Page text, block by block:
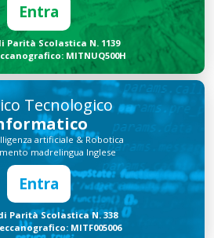
Entra
Parità Scolastica N. 1139
MITNUQ500H
Tecnologico
artificiale & Robotica
madrelingua Inglese
Entra
Parità Scolastica N. 338
MITF005006